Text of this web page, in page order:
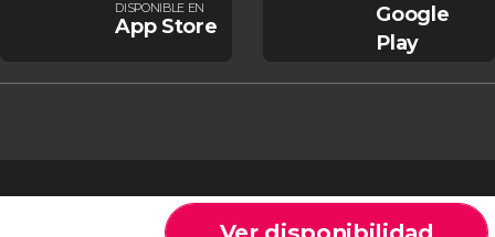
DISPONIBLE EN
App Store
Google
Play